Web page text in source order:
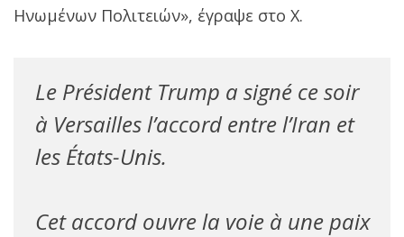
Ηνωμένων Πολιτειών», έγραψε στο X.
Le Président Trump a signé ce soir
à Versailles l’accord entre l’Iran et
les États-Unis.
Cet accord ouvre la voie à une paix